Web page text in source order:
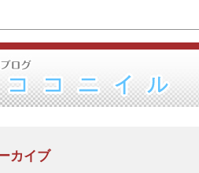
カイブ